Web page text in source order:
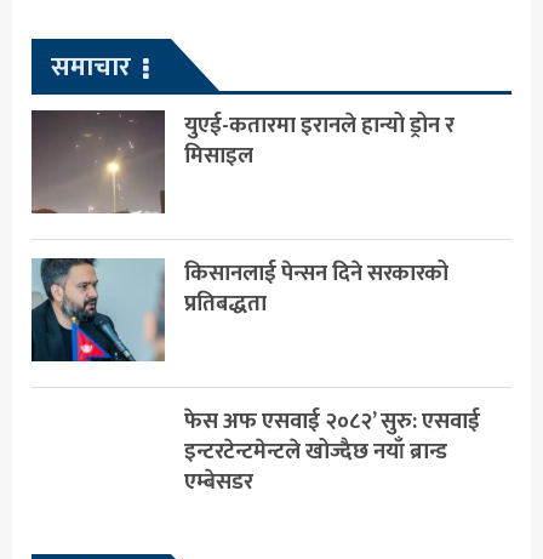
समाचार
युएई-कतारमा इरानले हान्यो ड्रोन र
मिसाइल
किसानलाई पेन्सन दिने सरकारको
प्रतिबद्धता
फेस अफ एसवाई २०८२’ सुरु: एसवाई
इन्टरटेन्टमेन्टले खोज्दैछ नयाँ ब्रान्ड
एम्बेसडर